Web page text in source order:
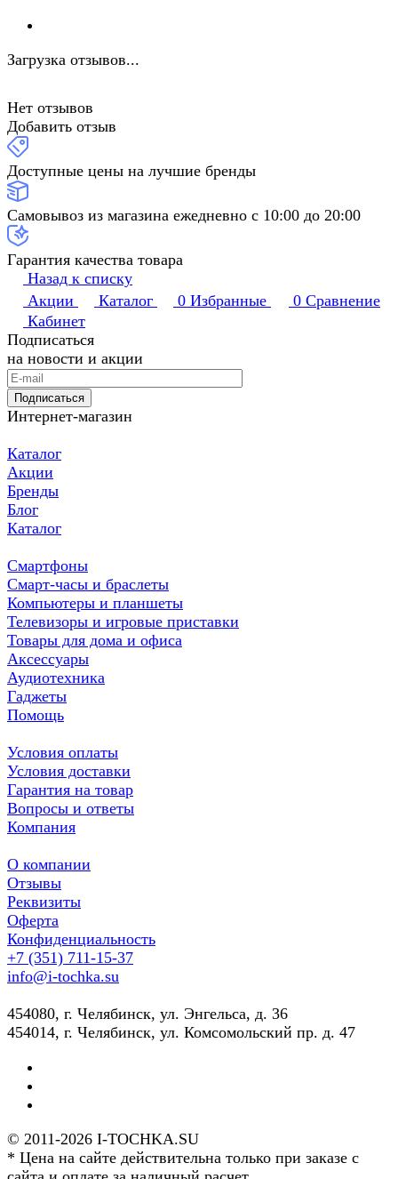
Загрузка отзывов...
Нет отзывов
Добавить отзыв
Доступные цены на лучшие бренды
Самовывоз из магазина ежедневно с 10:00 до 20:00
Гарантия качества товара
Назад к списку
Акции
Каталог 0 Избранные 0 Сравнение
Кабинет
Подписаться
на новости и акции
Подписаться
Интернет-магазин
Каталог
Акции
Бренды
Блог
Каталог
Смартфоны
Смарт-часы и браслеты
Компьютеры и планшеты
Телевизоры и игровые приставки
Товары для дома и офиса
Аксессуары
Аудиотехника
Гаджеты
Помощь
Условия оплаты
Условия доставки
Гарантия на товар
Вопросы и ответы
Компания
О компании
Отзывы
Реквизиты
Оферта
Конфиденциальность
+7 (351) 711-15-37
info@i-tochka.su
​454080, г. Челябинск, ул. Энгельса, д. 36
454014, г. Челябинск, ул. Комсомольский пр. д. 47
© 2011-2026 I-TOCHKA.SU
* Цена на сайте действительна только при заказе с